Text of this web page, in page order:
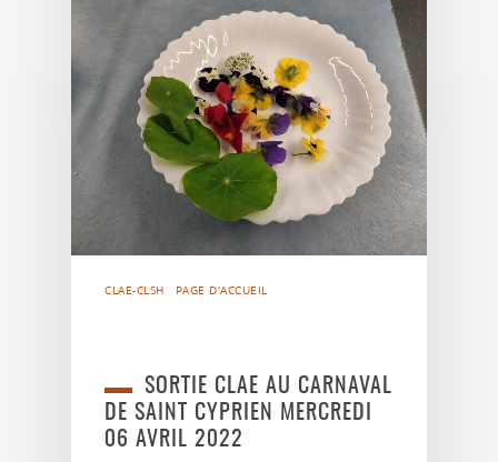
CLAE-CLSH PAGE D'ACCUEIL
SORTIE CLAE AU CARNAVAL
DE SAINT CYPRIEN MERCREDI
06 AVRIL 2022